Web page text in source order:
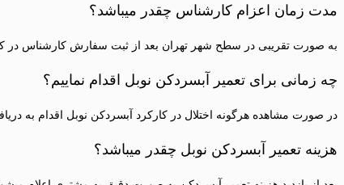
مدت زمان اعزام کارشناس چقدر میباشد؟
به صورت تقریبی در سطح شهر تهران بعد از ثبت سفارش کارشناس در
چه زمانی برای تعمیر آبسردکن نوبل اقدام نماییم؟
در صورت مشاهده هرگونه اختلال در کارکرد آبسردکن نوبل اقدام به
هزینه تعمیر آبسردکن نوبل چقدر میباشد؟